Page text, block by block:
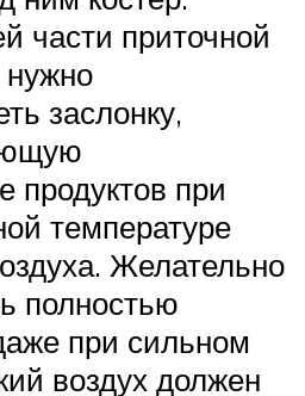
части приточной
заслонку,
продуктов при
температуре
Желательно
полностью
при сильном
воздух должен